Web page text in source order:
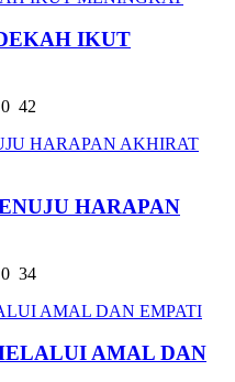
IKUT
0 42
HARAPAN
0 34
AMAL DAN